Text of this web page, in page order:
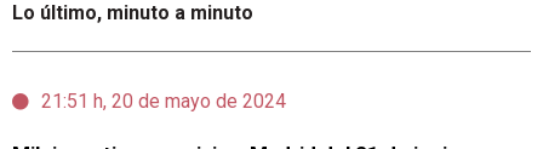
Lo último, minuto a minuto
21:51 h, 20 de mayo de 2024